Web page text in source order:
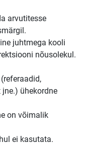
arvutitesse
juhtmega kooli
nõusolekul.
ühekordne
on võimalik
ei kasutata.